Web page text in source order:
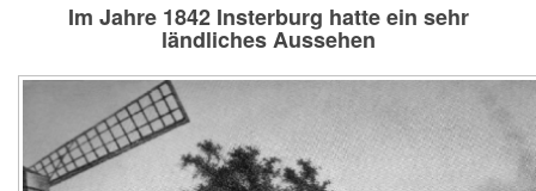
Im Jahre 1842 Insterburg hatte ein sehr
ländliches Aussehen